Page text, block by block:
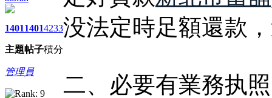
1401
主題
1401
帖子
4233
積分
管理員
没法定時足額還款
二、必要有業務执照